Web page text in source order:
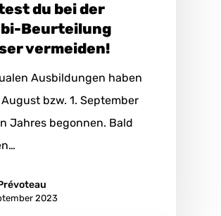
du bei der
Beurteilung
vermeiden!
Ausbildungen haben
August bzw. 1. September
Jahres begonnen. Bald
2023